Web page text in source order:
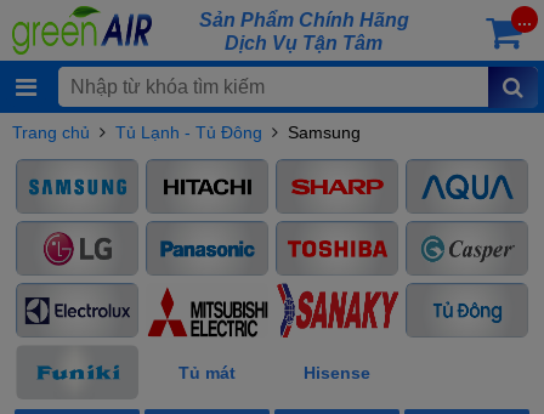
Sản Phẩm Chính Hãng
Dịch Vụ Tận Tâm
...
Trang chủ Tủ Lạnh - Tủ Đông Samsung
Tủ mát Hisense